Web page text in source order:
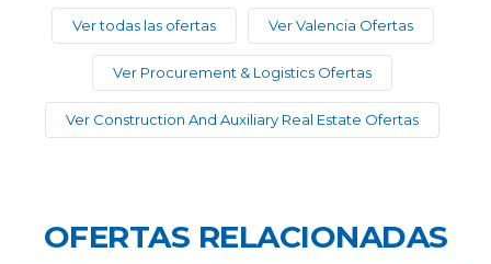
Ver todas las ofertas Ver Valencia Ofertas
Ver Procurement & Logistics Ofertas
Ver Construction And Auxiliary Real Estate Ofertas
OFERTAS RELACIONADAS